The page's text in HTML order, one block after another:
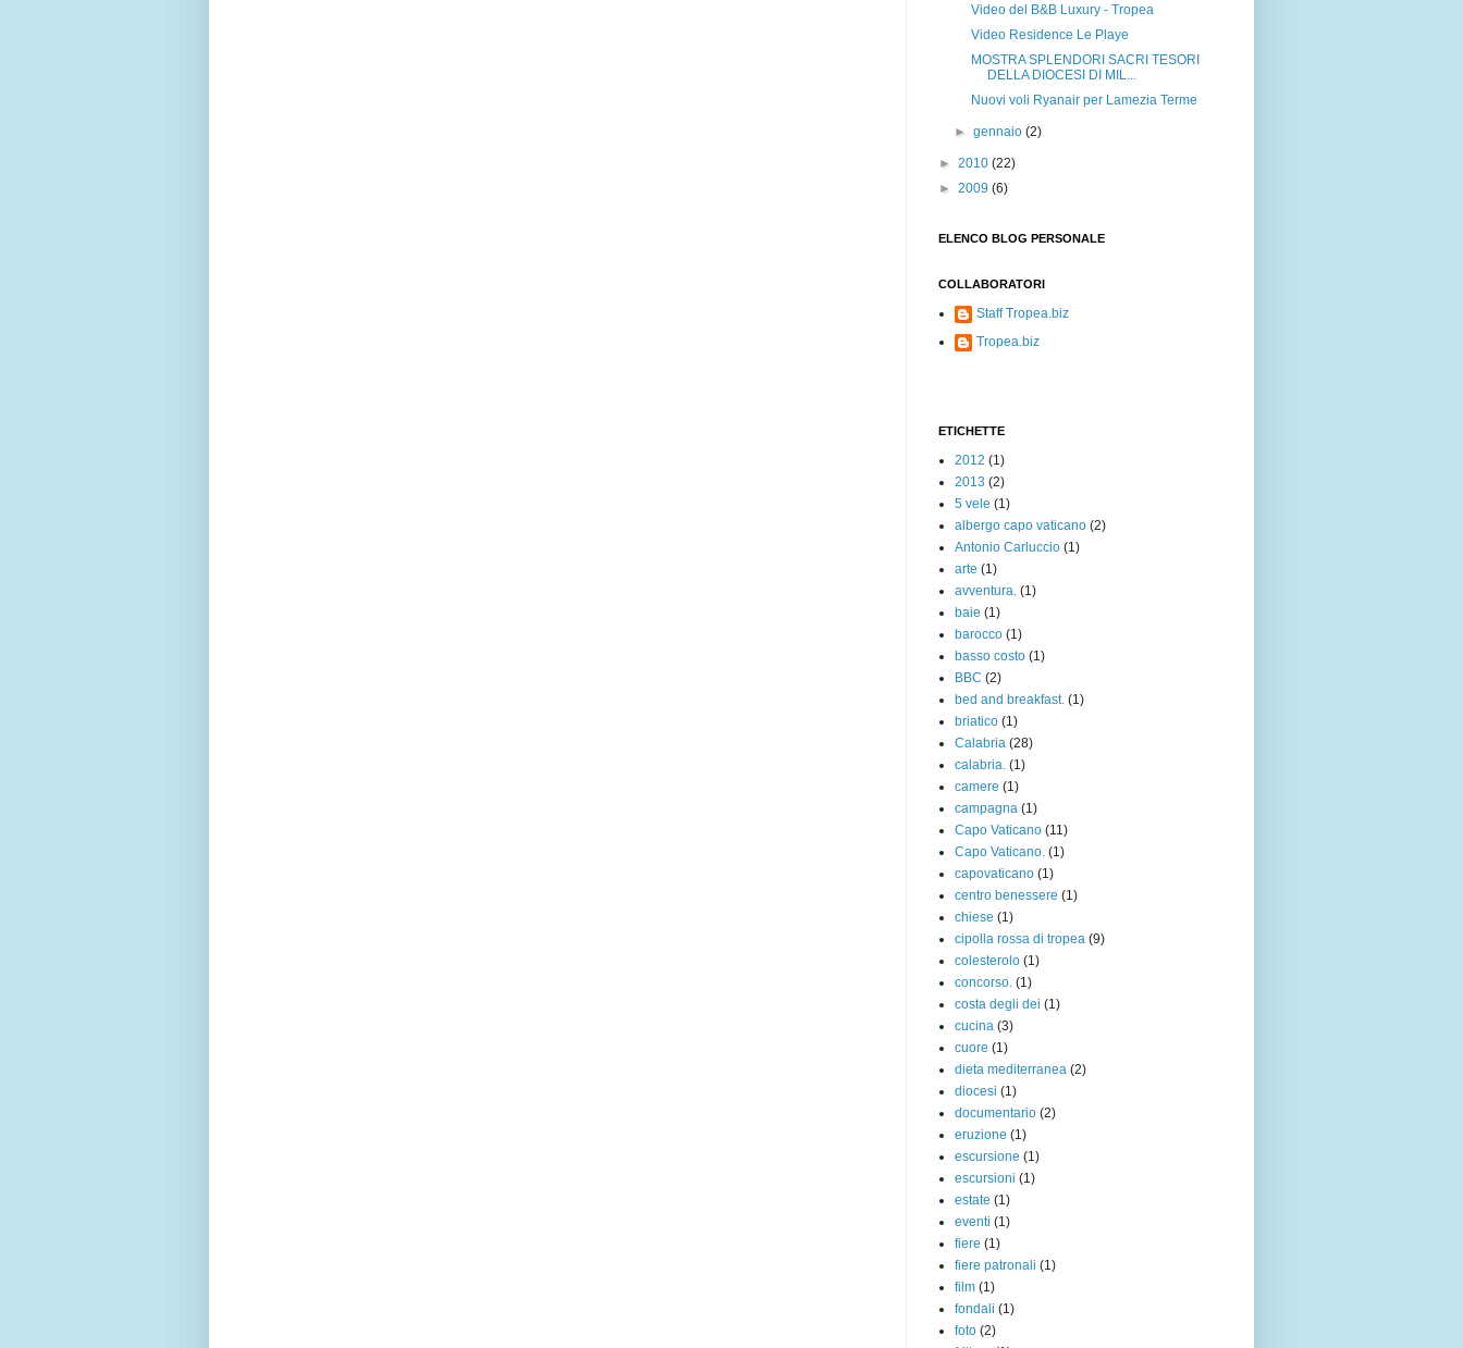
Video del B&B Luxury - Tropea
Video Residence Le Playe
MOSTRA SPLENDORI SACRI TESORI
DELLA DIOCESI DI MIL...
Nuovi voli Ryanair per Lamezia Terme
►gennaio(2)
► 2010 (22)
► 2009 (6)
ELENCO BLOG PERSONALE
COLLABORATORI
Staff Tropea.biz
Tropea.biz
ETICHETTE
2012 (1)
2013 (2)
5 vele (1)
albergo capo vaticano (2)
Antonio Carluccio (1)
arte (1)
avventura. (1)
baie (1)
barocco (1)
basso costo (1)
BBC (2)
bed and breakfast. (1)
briatico (1)
Calabria (28)
calabria. (1)
camere (1)
campagna (1)
Capo Vaticano (11)
Capo Vaticano. (1)
capovaticano (1)
centro benessere (1)
chiese (1)
cipolla rossa di tropea (9)
colesterolo (1)
concorso. (1)
costa degli dei (1)
cucina (3)
cuore (1)
dieta mediterranea (2)
diocesi (1)
documentario (2)
eruzione (1)
escursione (1)
escursioni (1)
estate (1)
eventi (1)
fiere (1)
fiere patronali (1)
film (1)
fondali (1)
foto (2)